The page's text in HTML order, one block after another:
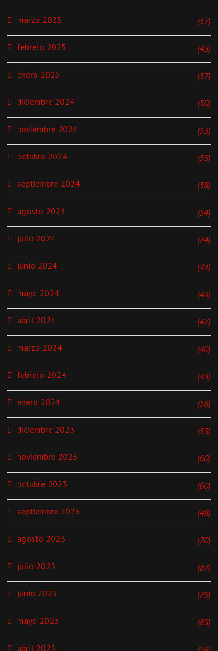
marzo 2025 (57)
febrero 2025 (45)
enero 2025 (57)
diciembre 2024 (50)
noviembre 2024 (53)
octubre 2024 (55)
septiembre 2024 (58)
agosto 2024 (54)
julio 2024 (74)
junio 2024 (44)
mayo 2024 (43)
abril 2024 (47)
marzo 2024 (40)
febrero 2024 (43)
enero 2024 (58)
diciembre 2023 (53)
noviembre 2023 (60)
octubre 2023 (60)
septiembre 2023 (48)
agosto 2023 (70)
julio 2023 (87)
junio 2023 (79)
mayo 2023 (85)
abril 2023